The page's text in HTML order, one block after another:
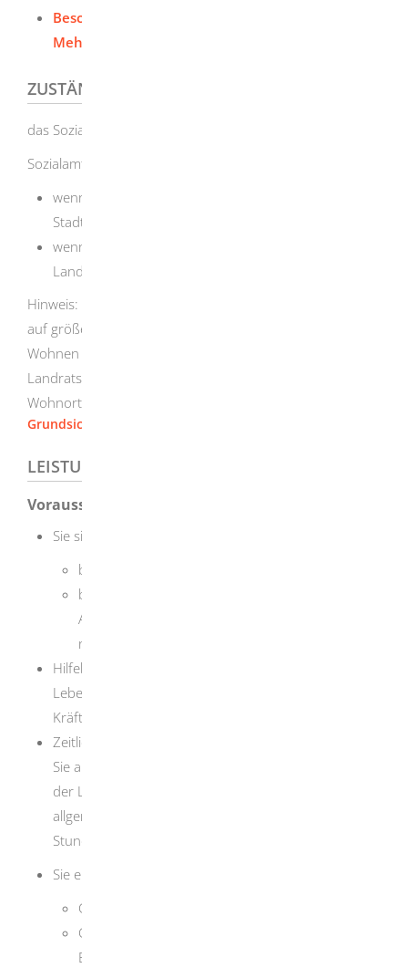
Bescheinigung eines ernährungsbedingten
Mehrbedarfs (PDF)
ZUSTÄNDIGE STELLE
das Sozialamt
Sozialamt ist,
wenn Sie in einem Stadtkreis wohnen: die
Stadtverwaltung
wenn Sie in einem Landkreis wohnen: das
Landratsamt
Hinweis: Teilweise haben die Landkreise die Zuständigkeit
auf größere Städte in ihrem Kreisgebiet übertragen.
Wohnen Sie in einem Landkreis, kann Ihnen das
Landratsamt oder die Gemeindeverwaltung Ihres
Wohnortes die zuständige Behörde nennen.
Grundsicherung / Sozialhilfe [Landratsamt Heidenheim]
LEISTUNGSDETAILS
Voraussetzungen
Sie sind hilfebedürftig und:
befristet voll erwerbsgemindert oder
beziehen eine Altersrente, haben die
Altersgrenze für die Regelaltersrente aber noch
nicht erreicht.
Hilfebedürftig sind Sie, wenn Sie Ihren
Lebensunterhalt nicht aus eigenen Mitteln und
Kräften vollständig decken können.
Zeitlich befristet voll erwerbsgemindert sind Sie, wenn
Sie auf absehbare Zeit (mehr als 6 Monate) nicht in
der Lage sind, unter den üblichen Bedingungen des
allgemeinen Arbeitsmarktes regelmäßig mindestens 3
Stunden täglich zu arbeiten.
Sie erhalten keine der folgenden Leistungen:
Grundsicherung für Arbeitsuchende (Bürgergeld)
Grundsicherung im Alter und bei
Erwerbsminderung oder